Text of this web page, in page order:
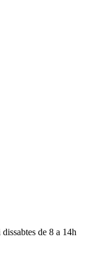
de 8 a 14h